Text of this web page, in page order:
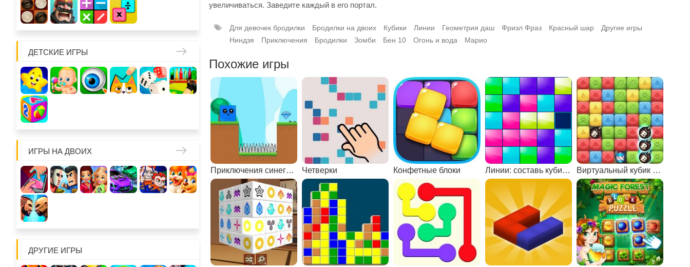
ДЕТСКИЕ ИГРЫ
ИГРЫ НА ДВОИХ
ДРУГИЕ ИГРЫ
увеличиваться. Заведите каждый в его портал.
Для девочек бродилки Бродилки на двоих Кубики Линии Геометрия даш Фризл Фраз Красный шар
Другие игры
Ниндзя
Приключения Бродилки Зомби Бен 10 Огонь и вода Марио
Похожие игры
Приключения синего кубика Четверки Конфетные блоки Линии: составь кубики в ряд Виртуальный кубик Рубика играть